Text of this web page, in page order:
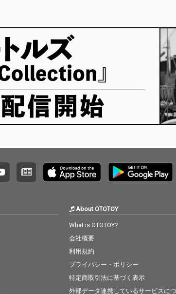
About OTOTOY
What is OTOTOY?
会社概要
利用規約
プライバシー・ポリシー
特定商取引法に基づく表示
外部データ連携しているサービスにつ